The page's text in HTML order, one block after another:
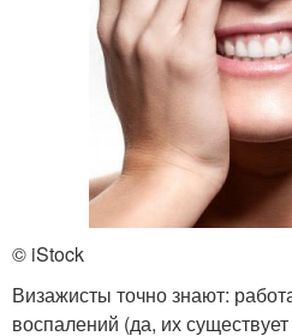
© iStock
Визажисты точно знают:
воспалений (да, их